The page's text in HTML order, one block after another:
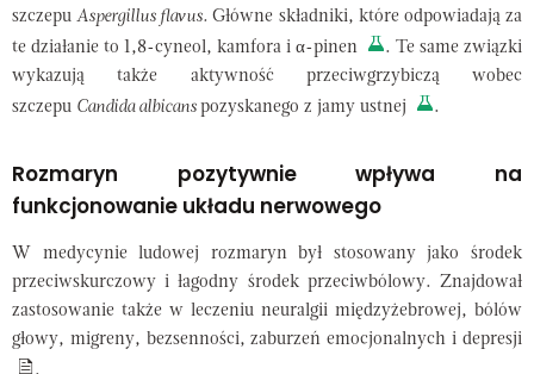
szczepuAspergillus flavus.Główne składniki, które odpowiadają za
te działanie to 1,8-cyneol, kamfora i α-pinen
. Te same związki
wykazują także aktywność przeciwgrzybiczą wobec
szczepu Candida albicans pozyskanego z jamy ustnej .
Rozmaryn pozytywnie wpływa na
funkcjonowanie układu nerwowego
W medycynie ludowej rozmaryn był stosowany jako środek
przeciwskurczowy i łagodny środek przeciwbólowy. Znajdował
zastosowanie także w leczeniu neuralgii międzyżebrowej, bólów
głowy, migreny, bezsenności, zaburzeń emocjonalnych i depresji